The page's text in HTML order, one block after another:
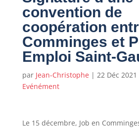
convention de
coopération
Comminges et
Emploi Saint-
par Jean-Christophe | 22 Déc 2021
Evénément
Le 15 décembre, Job en